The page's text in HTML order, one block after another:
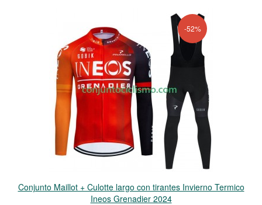
-52%
Conjunto Maillot + Culotte largo con tirantes Invierno Termico
Ineos Grenadier 2024